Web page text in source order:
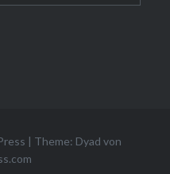
| Theme: Dyad von